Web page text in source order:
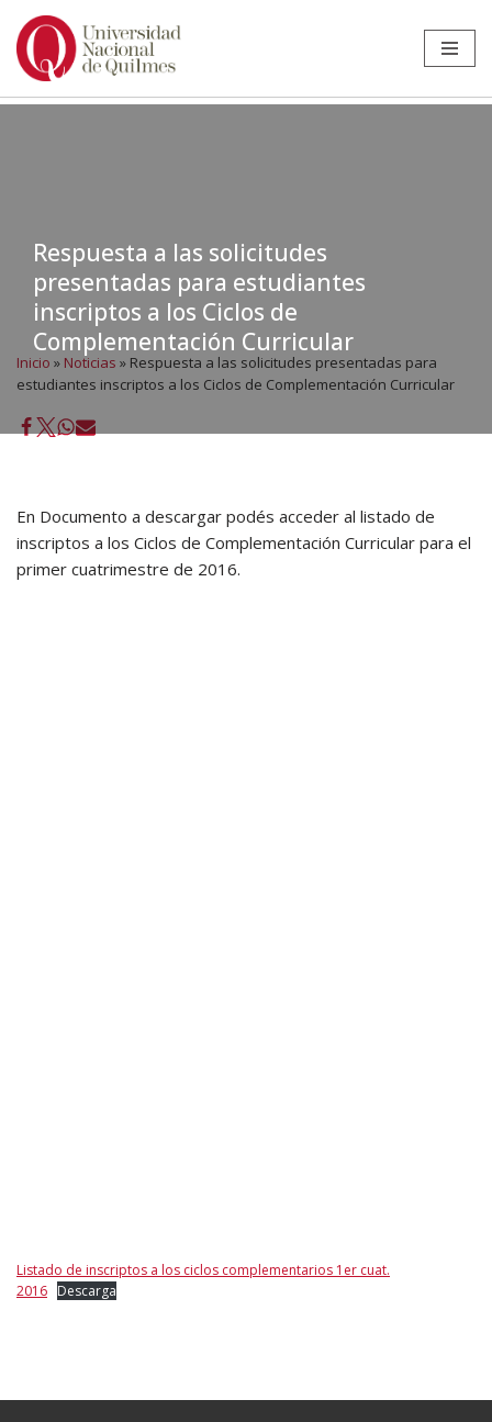
Ir
Respuesta a las solicitudes
presentadas para estudiantes
inscriptos a los Ciclos de
Complementación Curricular
Inicio » Noticias » Respuesta a las solicitudes presentadas para
estudiantes inscriptos a los Ciclos de Complementación Curricular
En Documento a descargar podés acceder al listado de
inscriptos a los Ciclos de Complementación Curricular para el
primer cuatrimestre de 2016.
Listado de inscriptos a los ciclos complementarios 1er cuat.
2016 Descarga